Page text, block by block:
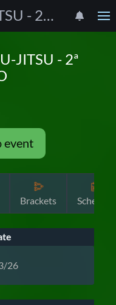
COPA HOPE DE JIU-JITSU - 2ª EDIÇÃO
JITSU - 2ª
event
Brackets Schedule
26